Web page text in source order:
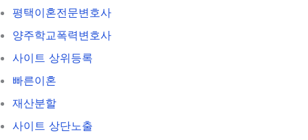
평택이혼전문변호사
양주학교폭력변호사
사이트 상위등록
빠른이혼
재산분할
사이트 상단노출